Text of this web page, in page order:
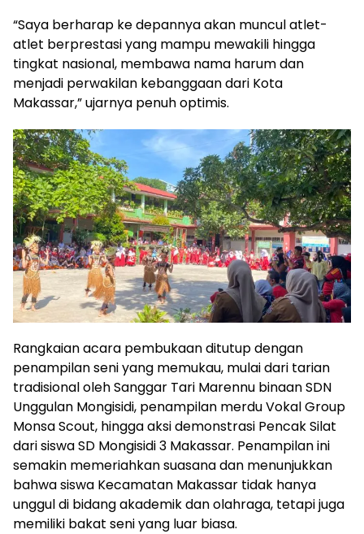
“Saya berharap ke depannya akan muncul atlet-
atlet berprestasi yang mampu mewakili hingga
tingkat nasional, membawa nama harum dan
menjadi perwakilan kebanggaan dari Kota
Makassar,” ujarnya penuh optimis.
Rangkaian acara pembukaan ditutup dengan
penampilan seni yang memukau, mulai dari tarian
tradisional oleh Sanggar Tari Marennu binaan SDN
Unggulan Mongisidi, penampilan merdu Vokal Group
Monsa Scout, hingga aksi demonstrasi Pencak Silat
dari siswa SD Mongisidi 3 Makassar. Penampilan ini
semakin memeriahkan suasana dan menunjukkan
bahwa siswa Kecamatan Makassar tidak hanya
unggul di bidang akademik dan olahraga, tetapi juga
memiliki bakat seni yang luar biasa.